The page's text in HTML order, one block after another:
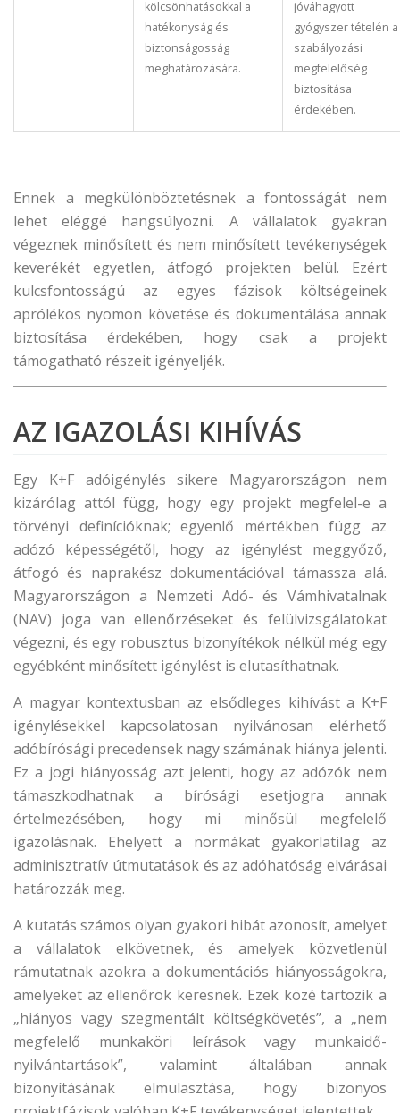
kölcsönhatásokkal a
hatékonyság és
biztonságosság
meghatározására.
jóváhagyott
gyógyszer tételén a
szabályozási
megfelelőség
biztosítása
érdekében.
Ennek a megkülönböztetésnek a fontosságát nem
lehet eléggé hangsúlyozni. A vállalatok gyakran
végeznek minősített és nem minősített tevékenységek
keverékét egyetlen, átfogó projekten belül. Ezért
kulcsfontosságú az egyes fázisok költségeinek
aprólékos nyomon követése és dokumentálása annak
biztosítása érdekében, hogy csak a projekt
támogatható részeit igényeljék.
AZ IGAZOLÁSI KIHÍVÁS
Egy K+F adóigénylés sikere Magyarországon nem
kizárólag attól függ, hogy egy projekt megfelel-e a
törvényi definícióknak; egyenlő mértékben függ az
adózó képességétől, hogy az igénylést meggyőző,
átfogó és naprakész dokumentációval támassza alá.
Magyarországon a Nemzeti Adó- és Vámhivatalnak
(NAV) joga van ellenőrzéseket és felülvizsgálatokat
végezni, és egy robusztus bizonyítékok nélkül még egy
egyébként minősített igénylést is elutasíthatnak.
A magyar kontextusban az elsődleges kihívást a K+F
igénylésekkel kapcsolatosan nyilvánosan elérhető
adóbírósági precedensek nagy számának hiánya jelenti.
Ez a jogi hiányosság azt jelenti, hogy az adózók nem
támaszkodhatnak a bírósági esetjogra annak
értelmezésében, hogy mi minősül megfelelő
igazolásnak. Ehelyett a normákat gyakorlatilag az
adminisztratív útmutatások és az adóhatóság elvárásai
határozzák meg.
A kutatás számos olyan gyakori hibát azonosít, amelyet
a vállalatok elkövetnek, és amelyek közvetlenül
rámutatnak azokra a dokumentációs hiányosságokra,
amelyeket az ellenőrök keresnek. Ezek közé tartozik a
„hiányos vagy szegmentált költségkövetés”, a „nem
megfelelő munkaköri leírások vagy munkaidő-
nyilvántartások”, valamint általában annak
bizonyításának elmulasztása, hogy bizonyos